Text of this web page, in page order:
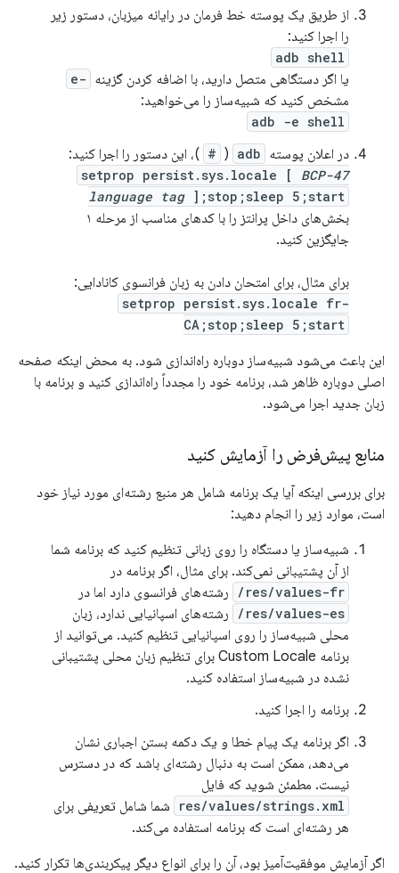
از طریق یک پوسته خط فرمان در رایانه میزبان، دستور زیر
را اجرا کنید:
adb shell
یا اگر دستگاهی متصل دارید، با اضافه کردن گزینه -e
مشخص کنید که شبیه‌ساز را می‌خواهید:
adb -e shell
در اعلان پوسته adb
(
# )، این دستور را اجرا کنید:
setprop persist.sys.locale [ BCP-47
language tag];stop;sleep 5;start
بخش‌های داخل پرانتز را با کدهای مناسب از مرحله ۱
جایگزین کنید.
برای مثال، برای امتحان دادن به زبان فرانسوی کانادایی:
setprop persist.sys.locale fr-
CA;stop;sleep 5;start
این باعث می‌شود شبیه‌ساز دوباره راه‌اندازی شود. به محض اینکه صفحه
اصلی دوباره ظاهر شد، برنامه خود را مجدداً راه‌اندازی کنید و برنامه با
زبان جدید اجرا می‌شود.
منابع پیش‌فرض را آزمایش کنید
برای بررسی اینکه آیا یک برنامه شامل هر منبع رشته‌ای مورد نیاز خود
است، موارد زیر را انجام دهید:
شبیه‌ساز یا دستگاه را روی زبانی تنظیم کنید که برنامه شما
از آن پشتیبانی نمی‌کند. برای مثال، اگر برنامه در
res/values-fr/ رشته‌های فرانسوی دارد اما در
res/values-es/
رشته‌های اسپانیایی ندارد، زبان
محلی شبیه‌ساز را روی اسپانیایی تنظیم کنید. می‌توانید از
برنامه Custom Locale برای تنظیم زبان محلی پشتیبانی
نشده در شبیه‌ساز استفاده کنید.
برنامه را اجرا کنید.
اگر برنامه یک پیام خطا و یک دکمه بستن اجباری نشان
می‌دهد، ممکن است به دنبال رشته‌ای باشد که در دسترس
نیست. مطمئن شوید که فایل
res/values/strings.xml
شما شامل تعریفی برای
هر رشته‌ای است که برنامه استفاده می‌کند.
اگر آزمایش موفقیت‌آمیز بود، آن را برای انواع دیگر پیکربندی‌ها تکرار کنید.